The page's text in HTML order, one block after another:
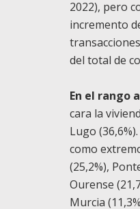
2022), pero
incremento
del total de
En el rango
cara la
Lugo
como
(25,2%),
Ourense
Murcia